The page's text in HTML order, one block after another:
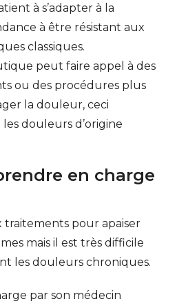
à s’adapter à la
à être résistant aux
classiques.
peut faire appel à des
ou des procédures plus
la douleur, ceci
douleurs d’origine
en charge
traitements pour apaiser
mais il est très difficile
les douleurs chroniques.
par son médecin